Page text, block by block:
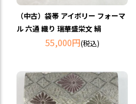
（中古）袋帯 アイボリー フォーマ
ル 六通 織り 瑞華盛栄文 絹
55,000円(税込)